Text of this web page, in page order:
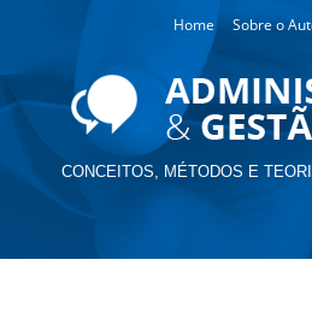
Home Sobre o
CONCEITOS, MÉTODOS E